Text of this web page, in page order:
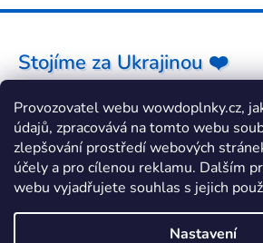
Provozovatel webu wowdoplnky.cz,
údajů, zpracovává na tomto webu
zlepšování prostředí webových
účely a pro cílenou reklamu. Dalším
webu vyjadřujete souhlas s jejich
Nastavení
Stojíme za Ukrajinou ❤️
Jak a čím pomoci »